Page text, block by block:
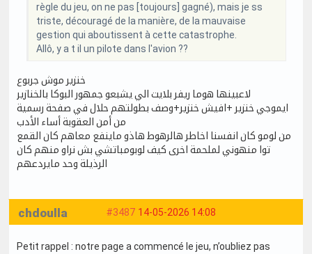
règle du jeu, on ne pas [toujours] gagné), mais je ss
triste, découragé de la manière, de la mauvaise
gestion qui aboutissent à cette catastrophe.
Allô, y a t il un pilote dans l'avion ??
خنزير موش جربوع
لاعبينها هوما ريفر بلايت الي يشبعو جمهور البوكا بالخنازير
ايموجي خنزير +افيش خنزير+وصف بطولتهم حلال في صفحة رسمية
من أمن العقوبة أساء الأدب
من لومو كان انفسنا اخاطر هالرهوط هاذو ماينفع معاهم كان القمع
توا منهوني لملحمة اخرى كيف لوبومباتشي بش نراو منهم كان
الرذيلة وحد مايردعهم
#3487 14-05-2026 14:08
chdoulla
Petit rappel : notre page a commencé le jeu, n’oubliez pas